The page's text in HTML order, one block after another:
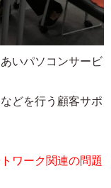
いパソコンサービ
どを行う顧客サポ
ワーク関連の問題